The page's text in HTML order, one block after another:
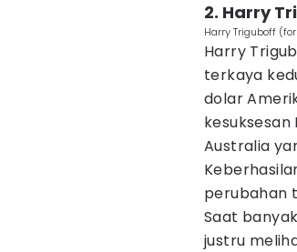
2. Harry
Harry Triguboff
Harry
terkaya
dolar
Australia
perubahan
Saat
justru